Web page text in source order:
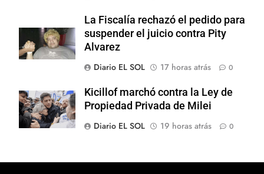
La Fiscalía rechazó el pedido para
suspender el juicio contra Pity
Alvarez
Diario EL SOL
17 horas atrás 0
Kicillof marchó contra la Ley de
Propiedad Privada de Milei
Diario EL SOL
19 horas atrás 0